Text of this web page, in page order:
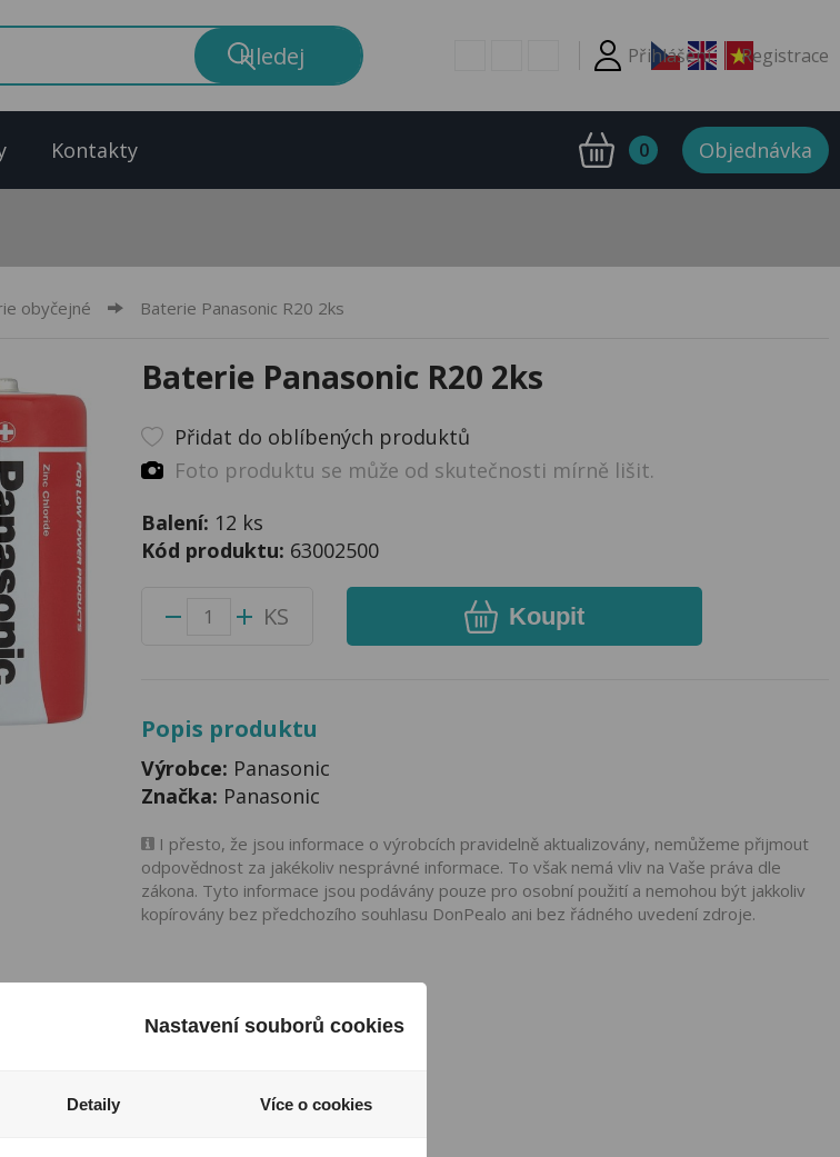
Přihlášení Registrace
Kontakty 0 Objednávka
obyčejné Baterie Panasonic R20 2ks
Baterie Panasonic R20 2ks
Přidat do oblíbených produktů
Foto produktu se může od skutečnosti mírně lišit.
Balení: 12 ks
Kód produktu: 63002500
KS Koupit
Popis produktu
Výrobce: Panasonic
Značka: Panasonic
I přesto, že jsou informace o výrobcích pravidelně aktualizovány, nemůžeme přijmout
odpovědnost za jakékoliv nesprávné informace. To však nemá vliv na Vaše práva dle
zákona. Tyto informace jsou podávány pouze pro osobní použití a nemohou být jakkoliv
kopírovány bez předchozího souhlasu DonPealo ani bez řádného uvedení zdroje.
Nastavení souborů cookies
Detaily Více o cookies